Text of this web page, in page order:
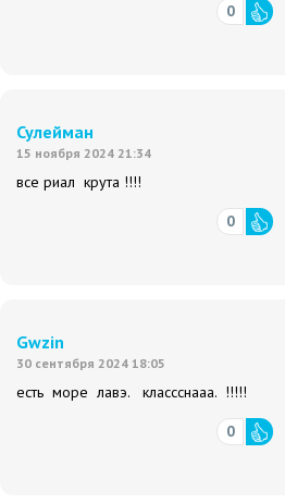
0
Сулейман
15 ноября 2024 21:34
все риал крута !!!!
0
Gwzin
30 сентября 2024 18:05
есть море лавэ. классснааа. !!!!!
0